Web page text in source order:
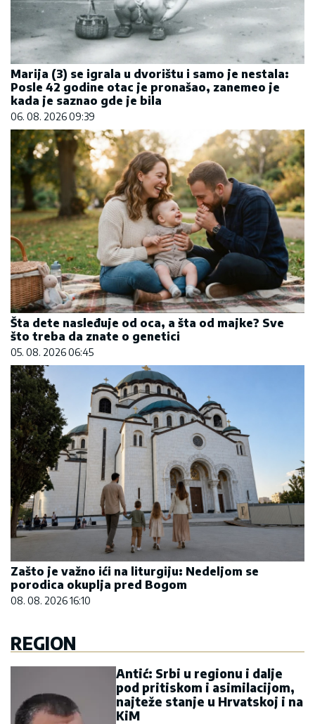
Marija (3) se igrala u dvorištu i samo je nestala:
Posle 42 godine otac je pronašao, zanemeo je
kada je saznao gde je bila
06. 08. 2026 09:39
Šta dete nasleđuje od oca, a šta od majke? Sve
što treba da znate o genetici
05. 08. 2026 06:45
Zašto je važno ići na liturgiju: Nedeljom se
porodica okuplja pred Bogom
08. 08. 2026 16:10
REGION
Antić: Srbi u regionu i dalje
pod pritiskom i asimilacijom,
najteže stanje u Hrvatskoj i na
KiM